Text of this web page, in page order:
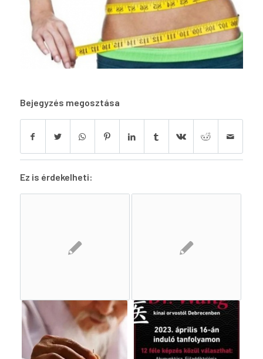
Bejegyzés megosztása
Ez is érdekelheti: